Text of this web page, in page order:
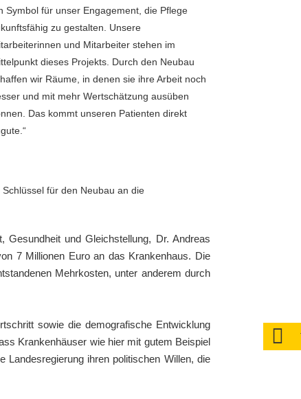
Symbol für unser Engagement, die Pflege
zu gestalten. Unsere
und Mitarbeiter stehen im
dieses Projekts. Durch den Neubau
wir Räume, in denen sie ihre Arbeit noch
und mit mehr Wertschätzung ausüben
Das kommt unseren Patienten direkt
für den Neubau an die
und Gleichstellung, Dr. Andreas
7 Millionen Euroan das Krankenhaus. Die
Mehrkosten, unter anderem durch
sowie die demografische Entwicklung
Krankenhäuser wie hier mit gutem Beispiel
Landesregierung ihren politischen Willen, die